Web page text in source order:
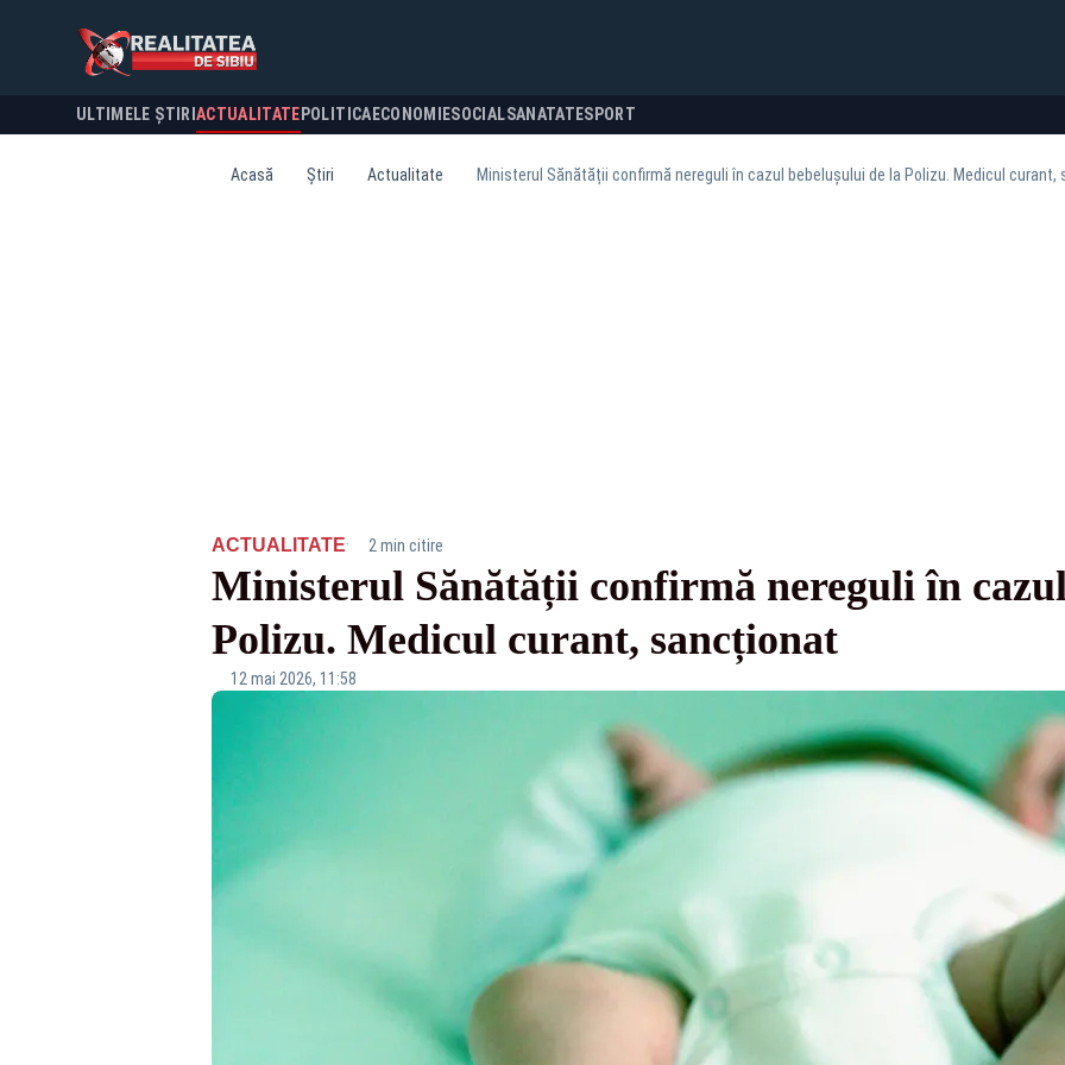
ULTIMELE ȘTIRI ACTUALITATE POLITICA ECONOMIESOCIALSANATATESPORT
Acasă Știri Actualitate Ministerul Sănătății confirmă nereguli în cazul bebelușului de la Polizu. Medicul curant,
ACTUALITATE· 2 min citire
Ministerul Sănătății confirmă nereguli în
Polizu. Medicul curant, sancționat
12 mai 2026, 11:58